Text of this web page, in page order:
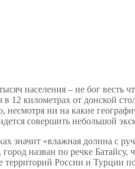
населения – не бог весть
километрах от донской
ни на какие
совершить небольшой
значит «влажная долина с
назван по речке Батайсу,
территорий России и Турции